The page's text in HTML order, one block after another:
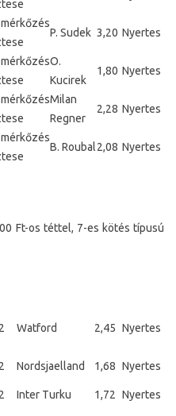
P. Sudek 3,20 Nyertes
O.
Kucirek
1,80 Nyertes
Milan
Regner
2,28 Nyertes
B. Roubal2,08 Nyertes
Ft-os téttel, 7-es kötés típusú
Watford 2,45 Nyertes
Nordsjaelland 1,68 Nyertes
Inter Turku 1,72 Nyertes